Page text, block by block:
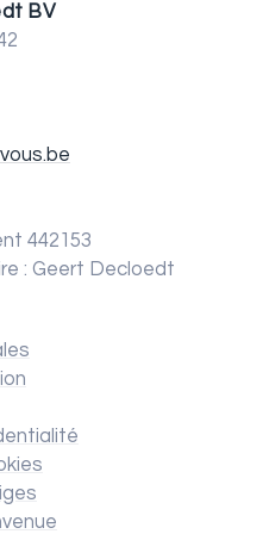
BV
442153
: Geert Decloedt